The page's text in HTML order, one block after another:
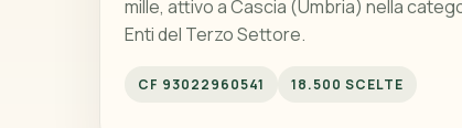
mille, attivo a Cascia (Umbria) nella
Enti del Terzo Settore.
CF 93022960541 18.500 SCELTE